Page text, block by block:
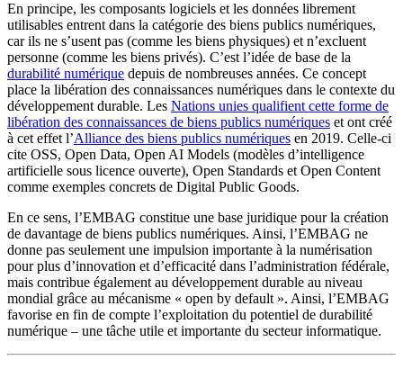
En principe, les composants logiciels et les données librement
utilisables entrent dans la catégorie des biens publics numériques,
car ils ne s’usent pas (comme les biens physiques) et n’excluent
personne (comme les biens privés). C’est l’idée de base de la
durabilité numérique depuis de nombreuses années. Ce concept
place la libération des connaissances numériques dans le contexte du
développement durable. Les Nations unies qualifient cette forme de
libération des connaissances de biens publics numériques et ont créé
à cet effet l’Alliance des biens publics numériques en 2019. Celle-ci
cite OSS, Open Data, Open AI Models (modèles d’intelligence
artificielle sous licence ouverte), Open Standards et Open Content
comme exemples concrets de Digital Public Goods.
En ce sens, l’EMBAG constitue une base juridique pour la création
de davantage de biens publics numériques. Ainsi, l’EMBAG ne
donne pas seulement une impulsion importante à la numérisation
pour plus d’innovation et d’efficacité dans l’administration fédérale,
mais contribue également au développement durable au niveau
mondial grâce au mécanisme « open by default ». Ainsi, l’EMBAG
favorise en fin de compte l’exploitation du potentiel de durabilité
numérique – une tâche utile et importante du secteur informatique.